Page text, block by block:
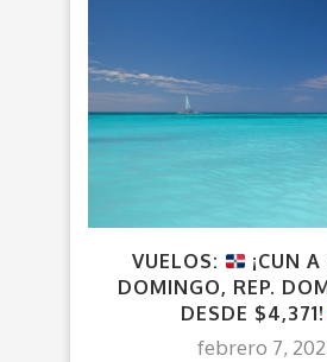
VUELOS:
¡CUN
DOMINGO, REP.
DESDE $4,371!
febrero 7,